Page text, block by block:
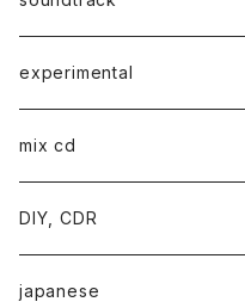
experimental
mix cd
DIY, CDR
japanese